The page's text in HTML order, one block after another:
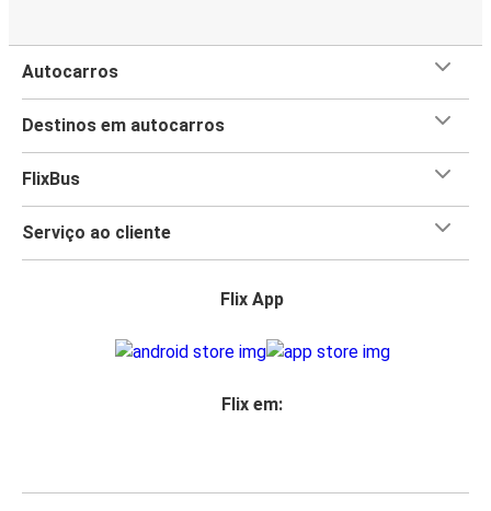
Autocarros
Destinos em autocarros
FlixBus
Serviço ao cliente
Flix App
Flix em: